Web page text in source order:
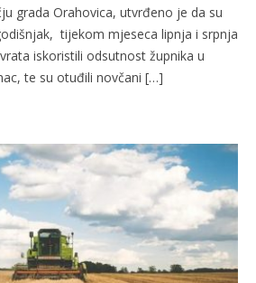
grada Orahovica, utvrđeno je da su
tijekom mjeseca lipnja i srpnja
iskoristili odsutnost župnika u
te su otuđili novčani […]